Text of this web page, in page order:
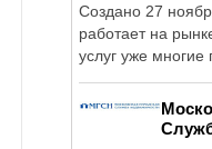
Создано 27
работает на
услуг уже многие